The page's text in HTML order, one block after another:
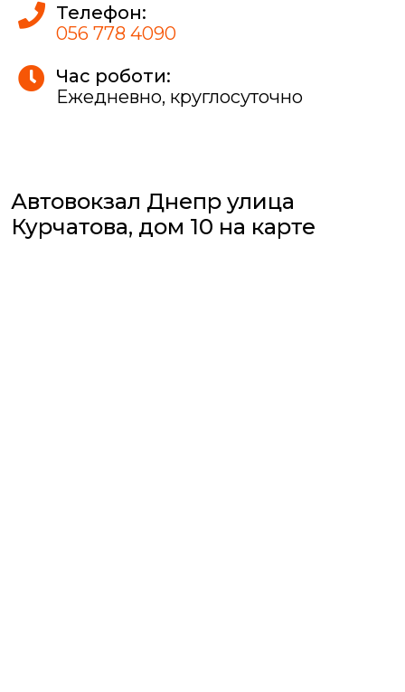
Телефон:
056 778 4090
Час роботи:
Ежедневно, круглосуточно
Автовокзал Днепр улица
Курчатова, дом 10 на карте